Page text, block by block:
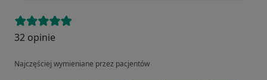
32 opinie
Najczęściej wymieniane przez pacjentów